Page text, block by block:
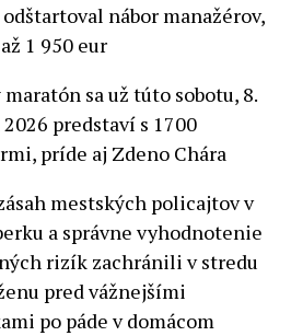
nábor manažérov,
1 950 eur
sa už túto sobotu, 8.
2026 predstaví s 1700
príde aj Zdeno Chára
mestských policajtov v
a správne vyhodnotenie
rizík zachránili v stredu
pred vážnejšími
po páde v domácom